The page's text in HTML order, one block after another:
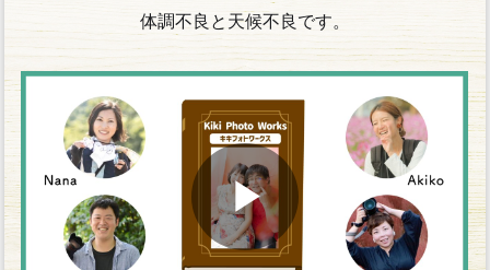
体調不良と天候不良です。